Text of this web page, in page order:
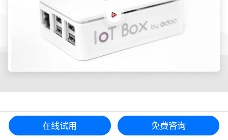
物聯網，輕鬆完成
在线试用 免费咨询